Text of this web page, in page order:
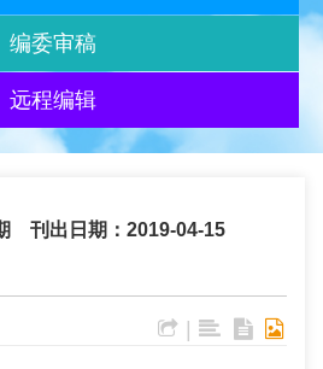
编委审稿
远程编辑
刊出日期：2019-04-15